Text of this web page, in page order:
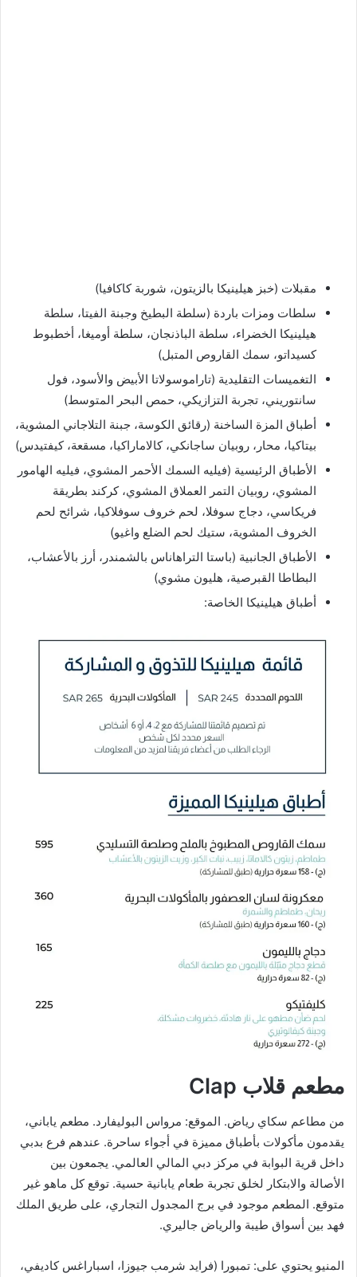
مقبلات (خبز هيلينيكا بالزيتون، شوربة كاكافيا)
سلطات ومزات باردة (سلطة البطيخ وجبنة الفيتا، سلطة
هيلينيكا الخضراء، سلطة الباذنجان، سلطة أوميغا، أخطبوط
كسيداتو، سمك القاروص المتبل)
التغميسات التقليدية (تاراموسولاتا الأبيض والأسود، فول
سانتوريني، تجربة التزازيكي، حمص البحر المتوسط)
أطباق المزة الساخنة (رقائق الكوسة، جبنة التلاجاني المشوية،
بيتاكيا، محار، روبيان ساجانكي، كالاماراكيا، مسقعة، كيفتيدس)
الأطباق الرئيسية (فيليه السمك الأحمر المشوي، فيليه الهامور
المشوي، روبيان التمر العملاق المشوي، كركند بطريقة
فريكاسي، دجاج سوفلا، لحم خروف سوفلاكيا، شرائح لحم
الخروف المشوية، ستيك لحم الضلع واغيو)
الأطباق الجانبية (باستا التراهاناس بالشمندر، أرز بالأعشاب،
البطاطا القبرصية، هليون مشوي)
أطباق هيلينيكا الخاصة:
مطعم قلاب Clap
من مطاعم سكاي رياض. الموقع: مرواس البوليفارد. مطعم ياباني،
يقدمون مأكولات بأطباق مميزة في أجواء ساحرة. عندهم فرع بدبي
داخل قرية البوابة في مركز دبي المالي العالمي. يجمعون بين
الأصالة والابتكار لخلق تجربة طعام يابانية حسية. توقع كل ماهو غير
متوقع. المطعم موجود في برج المجدول التجاري، على طريق الملك
فهد بين أسواق طيبة والرياض جاليري.
المنيو يحتوي على: تمبورا (فرايد شرمب جيوزا، اسباراغس كاديفي،